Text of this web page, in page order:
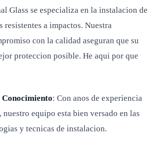
Glass se especializa en la instalacion de
resistentes a impactos. Nuestra
con la calidad aseguran que su
proteccion posible. He aqui por que
: Con anos de experiencia
equipo esta bien versado en las
y tecnicas de instalacion.